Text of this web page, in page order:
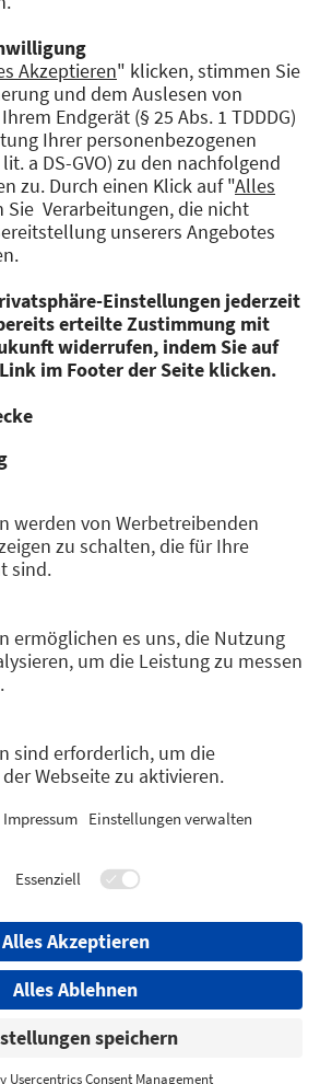
für
und Technologie tätig.
für die
unseres Landes von
Wir müssen eine Kultur
und Ausprobierens
die Kräfte zu bündeln,
und Brücken zu bauen.
einfach cool sein!
Veranstaltet von:
& AGBs Impressum
Privacy Settings